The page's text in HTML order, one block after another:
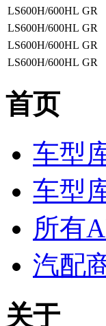
LS600H/600HL GR
LS600H/600HL GR
LS600H/600HL GR
LS600H/600HL GR
首页
车型
车型
所有
汽配
关于